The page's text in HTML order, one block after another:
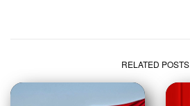
RELATED POSTS